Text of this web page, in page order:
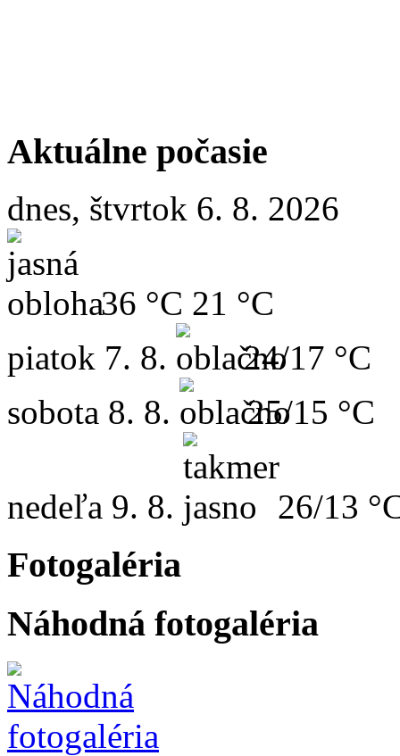
Aktuálne počasie
dnes, štvrtok 6. 8. 2026
36 °C 21 °C
piatok 7. 8.
24/17 °C
sobota 8. 8. 25/15 °C
nedeľa 9. 8. 26/13
Fotogaléria
Náhodná fotogaléria